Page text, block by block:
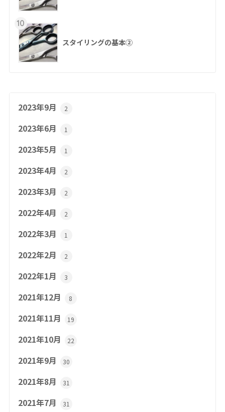
10
スタイリングの基本②
2023年9月 2
2023年6月 1
2023年5月 1
2023年4月 2
2023年3月 2
2022年4月 2
2022年3月 1
2022年2月 2
2022年1月 3
2021年12月 8
2021年11月 19
2021年10月 22
2021年9月 30
2021年8月 31
2021年7月 31